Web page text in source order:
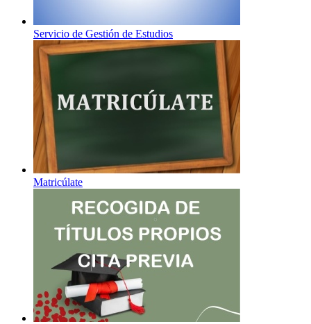
Servicio de Gestión de Estudios
Matricúlate